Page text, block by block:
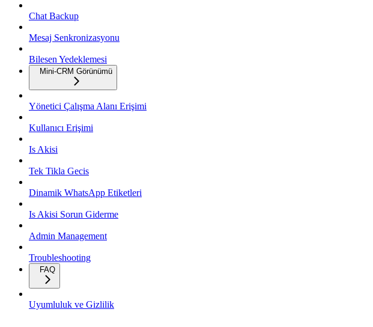
Chat Backup
Mesaj Senkronizasyonu
Bilesen Yedeklemesi
Mini-CRM Görünümü
Yönetici Çalışma Alanı Erişimi
Kullanıcı Erişimi
Is Akisi
Tek Tikla Gecis
Dinamik WhatsApp Etiketleri
Is Akisi Sorun Giderme
Admin Management
Troubleshooting
FAQ
Uyumluluk ve Gizlilik